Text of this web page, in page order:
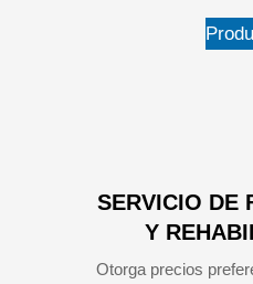
SERVICIO DE
Y
Otorga precios